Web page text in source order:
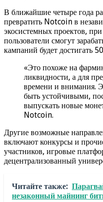
В ближайшие четыре года
превратить Notcoin в
экосистемных проектов,
пользователи смогут
кампаний будет достигать
«Это похоже на
ликвидности, а для
времени и внимания.
быть устойчивыми,
выпускать новые
Notcoin.
Другие возможные
включают конкурсы и
участников, игровые
децентрализованный
Читайте также:
незаконный майнинг